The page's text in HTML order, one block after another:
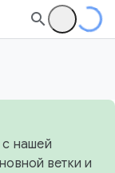
с нашей
ветки и